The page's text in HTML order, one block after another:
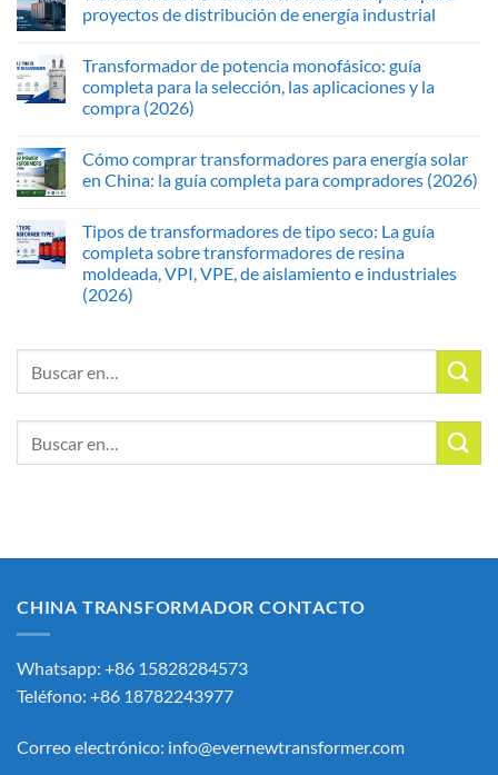
proyectos de distribución de energía industrial
Transformador de potencia monofásico: guía
completa para la selección, las aplicaciones y la
compra (2026)
Cómo comprar transformadores para energía solar
en China: la guía completa para compradores (2026)
Tipos de transformadores de tipo seco: La guía
completa sobre transformadores de resina
moldeada, VPI, VPE, de aislamiento e industriales
(2026)
CHINA TRANSFORMADOR CONTACTO
Whatsapp: +86 15828284573
Teléfono: +86 18782243977
Correo electrónico: info@evernewtransformer.com